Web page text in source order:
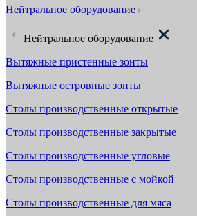
Нейтральное оборудование
Нейтральное оборудование
Вытяжные пристенные зонты
Вытяжные островные зонты
Столы производственные открытые
Столы производственные закрытые
Столы производственные угловые
Столы производственные с мойкой
Столы производственные для мяса